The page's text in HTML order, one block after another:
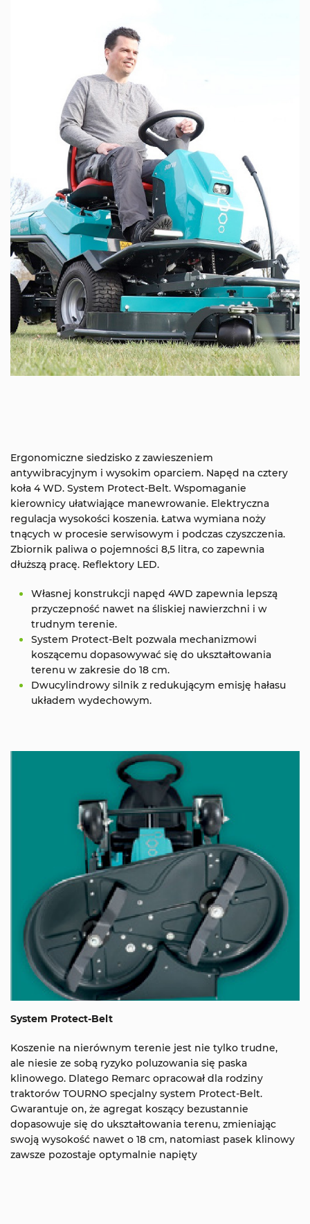
Ergonomiczne siedzisko z zawieszeniem
antywibracyjnym i wysokim oparciem. Napęd na cztery
koła 4 WD. System Protect-Belt. Wspomaganie
kierownicy ułatwiające manewrowanie. Elektryczna
regulacja wysokości koszenia. Łatwa wymiana noży
tnących w procesie serwisowym i podczas czyszczenia.
Zbiornik paliwa o pojemności 8,5 litra, co zapewnia
dłuższą pracę. Reflektory LED.
Własnej konstrukcji napęd 4WD zapewnia lepszą
przyczepność nawet na śliskiej nawierzchni i w
trudnym terenie.
System Protect-Belt pozwala mechanizmowi
koszącemu dopasowywać się do ukształtowania
terenu w zakresie do 18 cm.
Dwucylindrowy silnik z redukującym emisję hałasu
układem wydechowym.
System Protect-Belt
Koszenie na nierównym terenie jest nie tylko trudne,
ale niesie ze sobą ryzyko poluzowania się paska
klinowego. Dlatego Remarc opracował dla rodziny
traktorów TOURNO specjalny system Protect-Belt.
Gwarantuje on, że agregat koszący bezustannie
dopasowuje się do ukształtowania terenu, zmieniając
swoją wysokość nawet o 18 cm, natomiast pasek klinowy
zawsze pozostaje optymalnie napięty